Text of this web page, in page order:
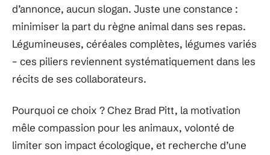
d’annonce, aucun slogan. Juste une constance :
minimiser la part du règne animal dans ses repas.
Légumineuses, céréales complètes, légumes variés
– ces piliers reviennent systématiquement dans les
récits de ses collaborateurs.
Pourquoi ce choix ? Chez Brad Pitt, la motivation
mêle compassion pour les animaux, volonté de
limiter son impact écologique, et recherche d’une